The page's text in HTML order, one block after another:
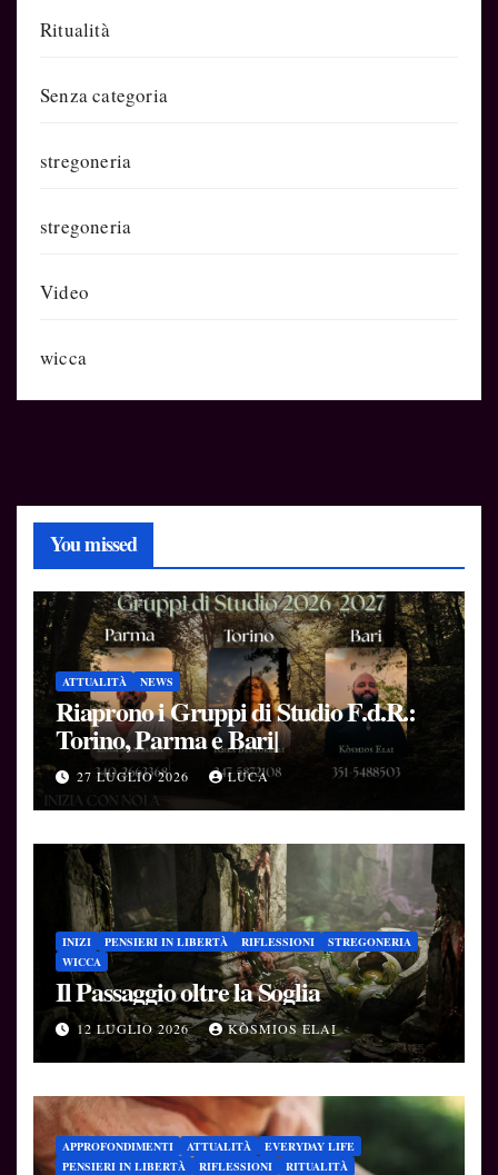
Ritualità
Senza categoria
stregoneria
stregoneria
Video
wicca
You missed
ATTUALITÀ NEWS
Riaprono i Gruppi di Studio F.d.R.:
Torino, Parma e Bari|
27 LUGLIO 2026 LUCA
INIZI PENSIERI IN LIBERTÀ RIFLESSIONI
STREGONERIA
WICCA
Il Passaggio oltre la Soglia
12 LUGLIO 2026 KÒSMIOS ELAI
APPROFONDIMENTI ATTUALITÀ
EVERYDAY LIFE
PENSIERI IN LIBERTÀ
RIFLESSIONI
RITUALITÀ